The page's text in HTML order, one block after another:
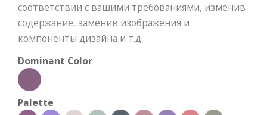
соответствии с вашими требованиями, изменив
содержание, заменив изображения и
компоненты дизайна и т.д.
Dominant Color
Palette